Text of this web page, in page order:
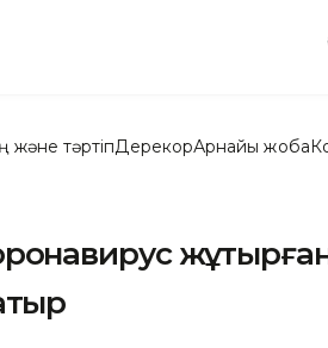
және тәртіпДерекқорАрнайы жоба